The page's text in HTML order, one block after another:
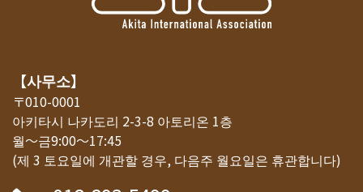
【사무소】
〒010-0001
아키타시 나카도리 2-3-8 아토리온 1층
월～금9:00～17:45
(제 3 토요일에 개관할 경우, 다음주 월요일은 휴관합니다)